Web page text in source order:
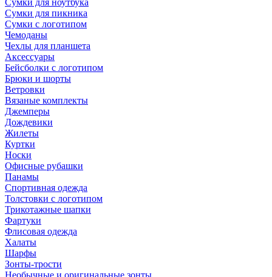
Сумки для ноутбука
Сумки для пикника
Сумки с логотипом
Чемоданы
Чехлы для планшета
Аксессуары
Бейсболки с логотипом
Брюки и шорты
Ветровки
Вязаные комплекты
Джемперы
Дождевики
Жилеты
Куртки
Носки
Офисные рубашки
Панамы
Спортивная одежда
Толстовки с логотипом
Трикотажные шапки
Фартуки
Флисовая одежда
Халаты
Шарфы
Зонты-трости